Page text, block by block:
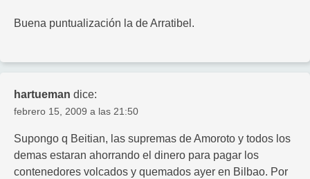
Buena puntualización la de Arratibel.
hartueman dice:
febrero 15, 2009 a las 21:50
Supongo q Beitian, las supremas de Amoroto y todos los
demas estaran ahorrando el dinero para pagar los
contenedores volcados y quemados ayer en Bilbao. Por